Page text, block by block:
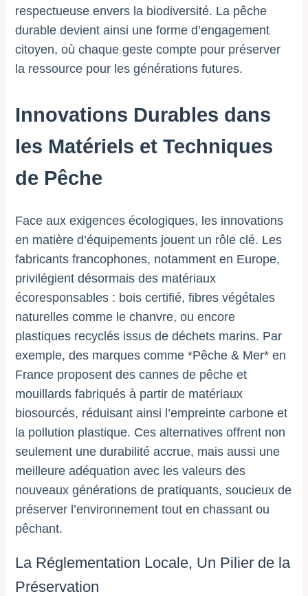
respectueuse envers la biodiversité. La pêche
durable devient ainsi une forme d’engagement
citoyen, où chaque geste compte pour préserver
la ressource pour les générations futures.
Innovations Durables dans
les Matériels et Techniques
de Pêche
Face aux exigences écologiques, les innovations
en matière d’équipements jouent un rôle clé. Les
fabricants francophones, notamment en Europe,
privilégient désormais des matériaux
écoresponsables : bois certifié, fibres végétales
naturelles comme le chanvre, ou encore
plastiques recyclés issus de déchets marins. Par
exemple, des marques comme *Pêche & Mer* en
France proposent des cannes de pêche et
mouillards fabriqués à partir de matériaux
biosourcés, réduisant ainsi l’empreinte carbone et
la pollution plastique. Ces alternatives offrent non
seulement une durabilité accrue, mais aussi une
meilleure adéquation avec les valeurs des
nouveaux générations de pratiquants, soucieux de
préserver l’environnement tout en chassant ou
pêchant.
La Réglementation Locale, Un Pilier de la
Préservation